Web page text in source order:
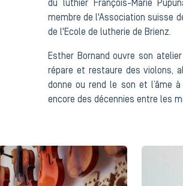
du luthier François-Marie
membre de l'Association suisse
de l'Ecole de lutherie de Brienz.
Esther Bornand ouvre son
répare et restaure des violons,
donne ou rend le son et l’âme
encore des décennies entre les